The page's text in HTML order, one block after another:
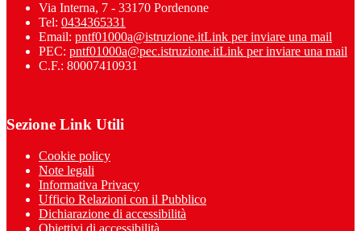
Via Interna, 7 - 33170 Pordenone
Tel: 0434365331
Email: pntf01000a@istruzione.itLink per inviare una mail
PEC: pntf01000a@pec.istruzione.itLink per inviare una mail
C.F.: 80007410931
Sezione Link Utili
Cookie policy
Note legali
Informativa Privacy
Ufficio Relazioni con il Pubblico
Dichiarazione di accessibilità
Obiettivi di accessibilità